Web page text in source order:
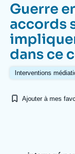
Navigation
principale
L'Ifri
Analyses
Guerre
accords
dans ce
Interventions
Ajouter à mes